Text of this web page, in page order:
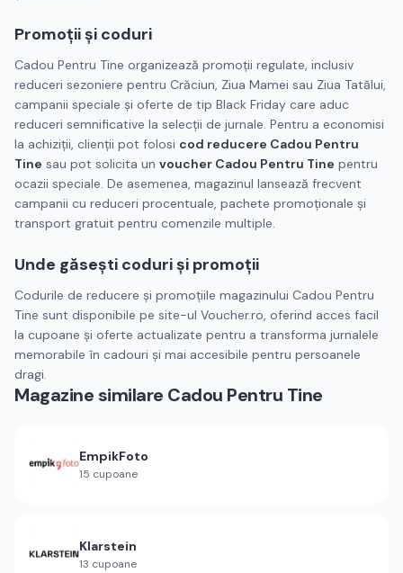
Promoţii şi coduri
Cadou Pentru Tine organizează promoţii regulate, inclusiv
reduceri sezoniere pentru Crăciun, Ziua Mamei sau Ziua Tatălui,
campanii speciale şi oferte de tip Black Friday care aduc
reduceri semnificative la selecţii de jurnale. Pentru a economisi
la achiziţii, clienţii pot folosi cod reducere Cadou Pentru
Tine sau pot solicita un voucher Cadou Pentru Tine pentru
ocazii speciale. De asemenea, magazinul lansează frecvent
campanii cu reduceri procentuale, pachete promoţionale şi
transport gratuit pentru comenzile multiple.
Unde găseşti coduri şi promoţii
Codurile de reducere și promoțiile magazinului Cadou Pentru
Tine sunt disponibile pe site-ul Voucher.ro, oferind acces facil
la cupoane şi oferte actualizate pentru a transforma jurnalele
memorabile în cadouri şi mai accesibile pentru persoanele
dragi.
Magazine similare Cadou Pentru Tine
EmpikFoto
15 cupoane
Klarstein
13 cupoane